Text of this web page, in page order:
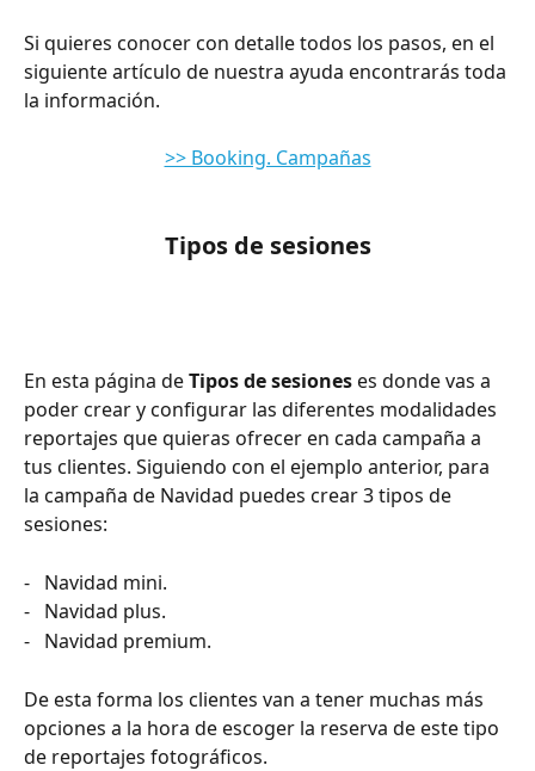
Si quieres conocer con detalle todos los pasos, en el
siguiente artículo de nuestra ayuda encontrarás toda
la información.
>> Booking. Campañas
Tipos de sesiones
En esta página de Tipos de sesiones es donde vas a
poder crear y configurar las diferentes modalidades
reportajes que quieras ofrecer en cada campaña a
tus clientes. Siguiendo con el ejemplo anterior, para
la campaña de Navidad puedes crear 3 tipos de
sesiones:
-   Navidad mini.
-   Navidad plus.
-   Navidad premium.
De esta forma los clientes van a tener muchas más
opciones a la hora de escoger la reserva de este tipo
de reportajes fotográficos.